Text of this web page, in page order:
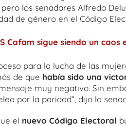
los senadores Alfredo
de género en el Código
Cafam sigue siendo un
para la lucha de las
de que había sido una
muy negativo. Sin
por la paridad”, dijo la
el nuevo Código Electoral